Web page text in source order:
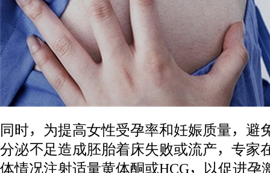
同时，为提高女性受孕率和妊娠质量，避
分泌不足造成胚胎着床失败或流产，专家
体情况注射适量黄体酮或HCG，以促进孕